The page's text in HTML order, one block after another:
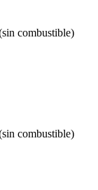
combustible)
combustible)